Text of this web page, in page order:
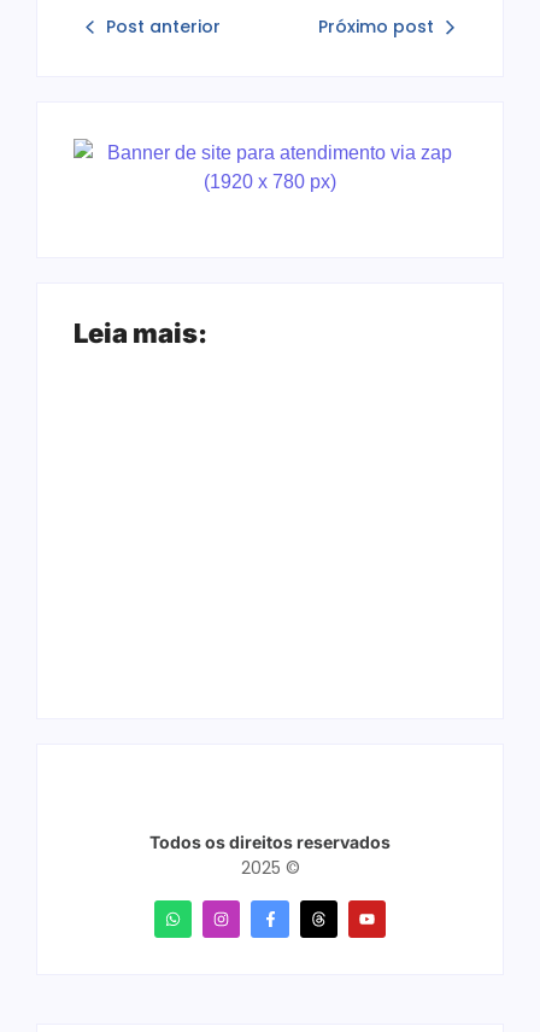
Post anterior Próximo post
Leia mais:
Todos os direitos reservados
2025 ©